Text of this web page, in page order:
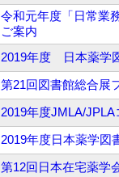
令和元年度「日常業
ご案内
2019年度 日本薬学
第21回図書館総合展
2019年度JMLA/
2019年度日本薬学図
第12回日本在宅薬学